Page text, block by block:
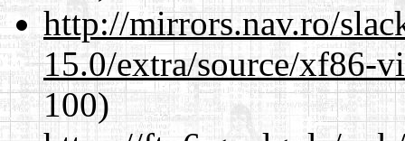
http://mirrors.nav.ro/
15.0/extra/source/xf86-
100)